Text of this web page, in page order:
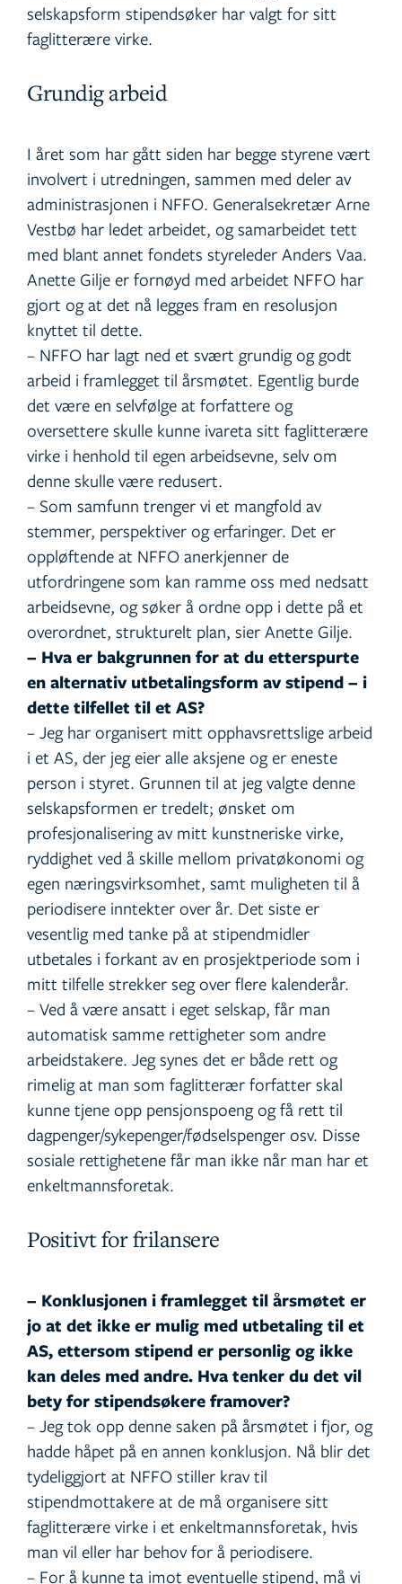
selskapsform stipendsøker har valgt for sitt
faglitterære virke.
Grundig arbeid
I året som har gått siden har begge styrene vært
involvert i utredningen, sammen med deler av
administrasjonen i NFFO. Generalsekretær Arne
Vestbø har ledet arbeidet, og samarbeidet tett
med blant annet fondets styreleder Anders Vaa.
Anette Gilje er fornøyd med arbeidet NFFO har
gjort og at det nå legges fram en resolusjon
knyttet til dette.
– NFFO har lagt ned et svært grundig og godt
arbeid i framlegget til årsmøtet. Egentlig burde
det være en selvfølge at forfattere og
oversettere skulle kunne ivareta sitt faglitterære
virke i henhold til egen arbeidsevne, selv om
denne skulle være redusert.
– Som samfunn trenger vi et mangfold av
stemmer, perspektiver og erfaringer. Det er
oppløftende at NFFO anerkjenner de
utfordringene som kan ramme oss med nedsatt
arbeidsevne, og søker å ordne opp i dette på et
overordnet, strukturelt plan, sier Anette Gilje.
– Hva er bakgrunnen for at du etterspurte
en alternativ utbetalingsform av stipend – i
dette tilfellet til et AS?
– Jeg har organisert mitt opphavsrettslige arbeid
i et AS, der jeg eier alle aksjene og er eneste
person i styret. Grunnen til at jeg valgte denne
selskapsformen er tredelt; ønsket om
profesjonalisering av mitt kunstneriske virke,
ryddighet ved å skille mellom privatøkonomi og
egen næringsvirksomhet, samt muligheten til å
periodisere inntekter over år. Det siste er
vesentlig med tanke på at stipendmidler
utbetales i forkant av en prosjektperiode som i
mitt tilfelle strekker seg over flere kalenderår.
– Ved å være ansatt i eget selskap, får man
automatisk samme rettigheter som andre
arbeidstakere. Jeg synes det er både rett og
rimelig at man som faglitterær forfatter skal
kunne tjene opp pensjonspoeng og få rett til
dagpenger/sykepenger/fødselspenger osv. Disse
sosiale rettighetene får man ikke når man har et
enkeltmannsforetak.
Positivt for frilansere
– Konklusjonen i framlegget til årsmøtet er
jo at det ikke er mulig med utbetaling til et
AS, ettersom stipend er personlig og ikke
kan deles med andre. Hva tenker du det vil
bety for stipendsøkere framover?
– Jeg tok opp denne saken på årsmøtet i fjor, og
hadde håpet på en annen konklusjon. Nå blir det
tydeliggjort at NFFO stiller krav til
stipendmottakere at de må organisere sitt
faglitterære virke i et enkeltmannsforetak, hvis
man vil eller har behov for å periodisere.
– For å kunne ta imot eventuelle stipend, må vi